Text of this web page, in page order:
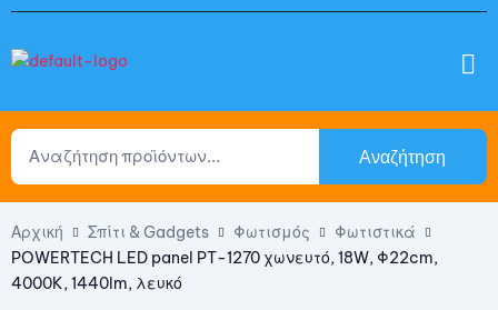
Αναζήτηση
Αρχική Σπίτι & Gadgets Φωτισμός
Φωτιστικά
POWERTECH LED panel PT-1270 χωνευτό, 18W, Φ22cm,
4000K, 1440lm, λευκό